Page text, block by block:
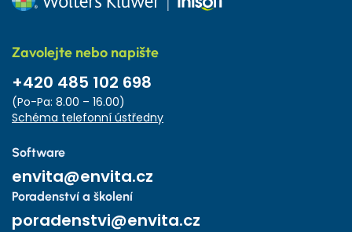
Zavolejte nebo napište
+420 485 102 698
(Po-Pa: 8.00 – 16.00)
Schéma telefonní ústředny
Software
envita@envita.cz
Poradenství a školení
poradenstvi@envita.cz